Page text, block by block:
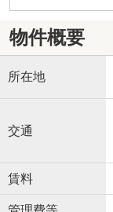
物件概要
所在地
交通
賃料